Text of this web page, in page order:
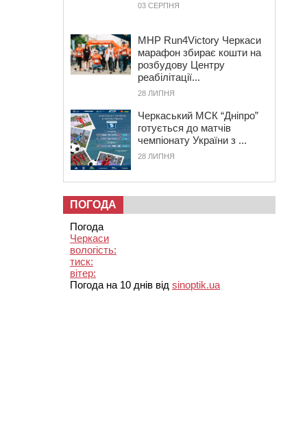
03 СЕРПНЯ
MHP Run4Victory Черкаси
марафон збирає кошти на
розбудову Центру
реабілітації...
28 ЛИПНЯ
Черкаський МСК “Дніпро”
готується до матчів
чемпіонату України з ...
28 ЛИПНЯ
ПОГОДА
Погода
Черкаси
вологість:
тиск:
вітер:
Погода на 10 днів від sinoptik.ua